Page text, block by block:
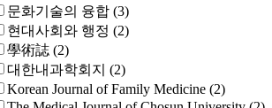
문화기술의 융합 (3)
현대사회와 행정 (2)
學術誌 (2)
대한내과학회지 (2)
Korean Journal of Family Medicine (2)